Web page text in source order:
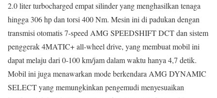
2.0 liter turbocharged empat silinder yang menghasilkan tenaga
hingga 306 hp dan torsi 400 Nm. Mesin ini di padukan dengan
transmisi otomatis 7-speed AMG SPEEDSHIFT DCT dan sistem
penggerak 4MATIC+ all-wheel drive, yang membuat mobil ini
dapat melaju dari 0-100 km/jam dalam waktu hanya 4,7 detik.
Mobil ini juga menawarkan mode berkendara AMG DYNAMIC
SELECT yang memungkinkan pengemudi menyesuaikan